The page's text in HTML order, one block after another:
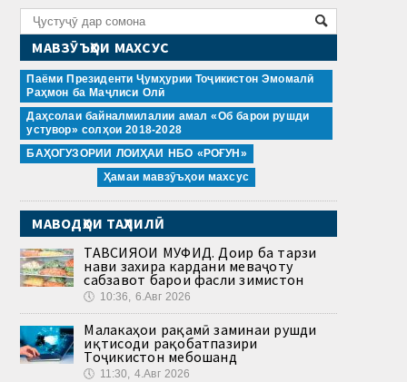
МАВЗӮЪҲОИ МАХСУС
Паёми Президенти Ҷумҳурии Тоҷикистон Эмомалӣ
Раҳмон ба Маҷлиси Олӣ
Даҳсолаи байналмилалии амал «Об барои рушди
устувор» солҳои 2018-2028
БАҲОГУЗОРИИ ЛОИҲАИ НБО «РОҒУН»
Ҳамаи мавзӯъҳои махсус
МАВОДҲОИ ТАҲЛИЛӢ
ТАВСИЯҲОИ МУФИД. Доир ба тарзи
нави захира кардани меваҷоту
сабзавот барои фасли зимистон
🕔 10:36, 6.Авг 2026
Малакаҳои рақамӣ заминаи рушди
иқтисоди рақобатпазири
Тоҷикистон мебошанд
🕔 11:30, 4.Авг 2026